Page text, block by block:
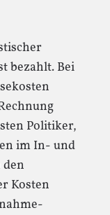
bezahlt. Bei
Politiker,
im In- und
Kosten